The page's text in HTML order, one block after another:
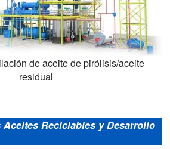
de aceite de pirólisis/aceite
residual
Aceites Reciclables y Desarrollo